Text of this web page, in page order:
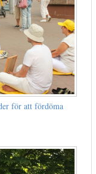
för att fördöma